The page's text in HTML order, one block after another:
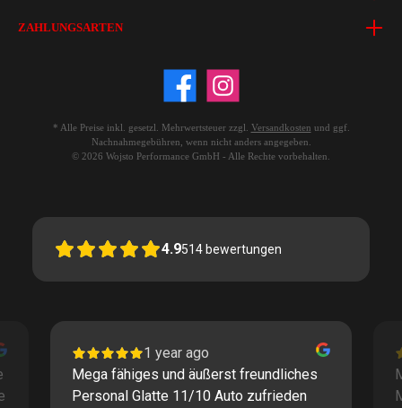
ZAHLUNGSARTEN
* Alle Preise inkl. gesetzl. Mehrwertsteuer zzgl. Versandkosten und ggf.
Nachnahmegebühren, wenn nicht anders angegeben.
© 2026 Wojsto Performance GmbH - Alle Rechte vorbehalten.
4.9514 bewertungen
1 year ago
Mega fähiges und äußerst freundliches
Personal Glatte 11/10 Auto zufrieden